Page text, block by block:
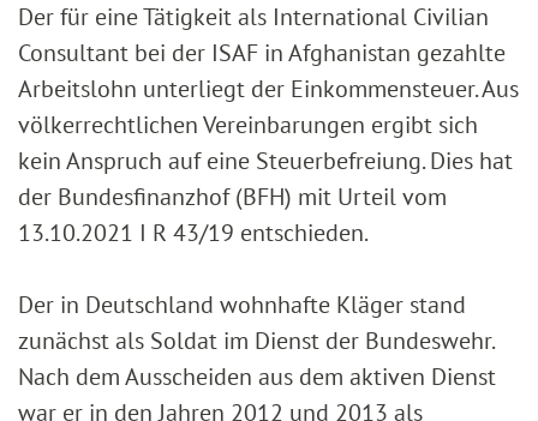
Der für eine Tätigkeit als International Civilian
Consultant bei der ISAF in Afghanistan gezahlte
Arbeitslohn unterliegt der Einkommensteuer. Aus
völkerrechtlichen Vereinbarungen ergibt sich
kein Anspruch auf eine Steuerbefreiung. Dies hat
der Bundesfinanzhof (BFH) mit Urteil vom
13.10.2021 I R 43/19 entschieden.
Der in Deutschland wohnhafte Kläger stand
zunächst als Soldat im Dienst der Bundeswehr.
Nach dem Ausscheiden aus dem aktiven Dienst
war er in den Jahren 2012 und 2013 als